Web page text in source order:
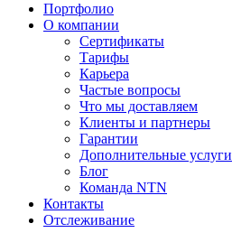
Портфолио
О компании
Сертификаты
Тарифы
Карьера
Частые вопросы
Что мы доставляем
Клиенты и партнеры
Гарантии
Дополнительные услуги
Блог
Команда NTN
Контакты
Отслеживание